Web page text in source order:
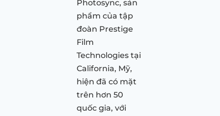
Photosync, sản
phẩm của tập
đoàn Prestige
Film
Technologies tại
California, Mỹ,
hiện đã có mặt
trên hơn 50
quốc gia, với